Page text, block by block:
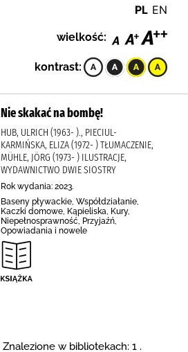
PL EN
wielkość:
kontrast:
Nie skakać na bombę!
HUB, ULRICH (1963- )., PIECIUL-
KARMIŃSKA, ELIZA (1972- ) TŁUMACZENIE,
MÜHLE, JÖRG (1973- ) ILUSTRACJE,
WYDAWNICTWO DWIE SIOSTRY
Rok wydania: 2023.
Baseny pływackie, Współdziałanie,
Kaczki domowe, Kąpieliska, Kury,
Niepełnosprawność, Przyjaźń,
Opowiadania i nowele
Znalezione w bibliotekach: 1 .